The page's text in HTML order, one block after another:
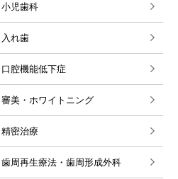
2022年01月
2021年12月
2021年11月
2021年09月
2021年07月
小児歯科
入れ歯
口腔機能低下症
審美・ホワイトニング
精密治療
歯周再生療法・歯周形成外科